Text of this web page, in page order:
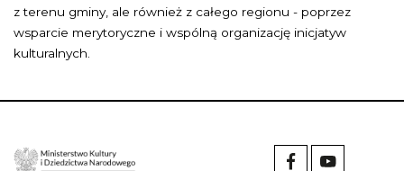
z terenu gminy, ale również z całego regionu - poprzez
wsparcie merytoryczne i wspólną organizację inicjatyw
kulturalnych.